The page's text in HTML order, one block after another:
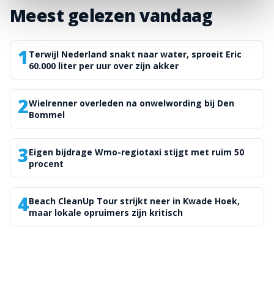
Meest gelezen vandaag
1 Terwijl Nederland snakt naar water, sproeit Eric
60.000 liter per uur over zijn akker
2Wielrenner overleden na onwelwording bij Den
Bommel
3Eigen bijdrage Wmo-regiotaxi stijgt met ruim 50
procent
4Beach CleanUp Tour strijkt neer in Kwade Hoek,
maar lokale opruimers zijn kritisch